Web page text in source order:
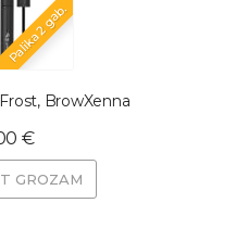
Palika 2 gab.
BrowXenna
€
GROZAM